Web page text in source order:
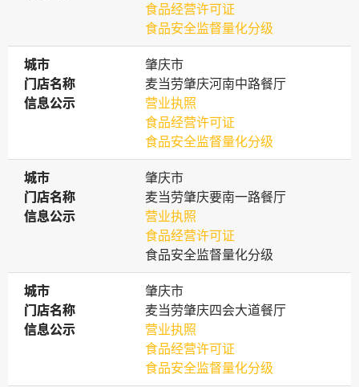
食品经营许可证
食品安全监督量化分级
城市
城市
肇庆市
门店名称
门店名称
麦当劳肇庆河南中路餐厅
信息公示
信息公示
营业执照
食品经营许可证
食品安全监督量化分级
城市
城市
肇庆市
门店名称
门店名称
麦当劳肇庆要南一路餐厅
信息公示
信息公示
营业执照
食品经营许可证
食品安全监督量化分级
城市
城市
肇庆市
门店名称
门店名称
麦当劳肇庆四会大道餐厅
信息公示
信息公示
营业执照
食品经营许可证
食品安全监督量化分级